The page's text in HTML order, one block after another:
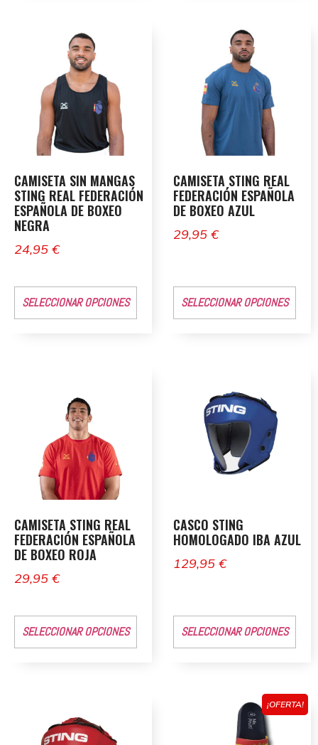
CAMISETA SIN MANGAS
STING REAL FEDERACIÓN
ESPAÑOLA DE BOXEO
NEGRA
24,95 €
SELECCIONAR OPCIONES
CAMISETA STING REAL
FEDERACIÓN ESPAÑOLA
DE BOXEO AZUL
29,95 €
SELECCIONAR OPCIONES
CAMISETA STING REAL
FEDERACIÓN ESPAÑOLA
DE BOXEO ROJA
29,95 €
SELECCIONAR OPCIONES
CASCO STING
HOMOLOGADO IBA AZUL
129,95 €
SELECCIONAR OPCIONES
¡OFERTA!